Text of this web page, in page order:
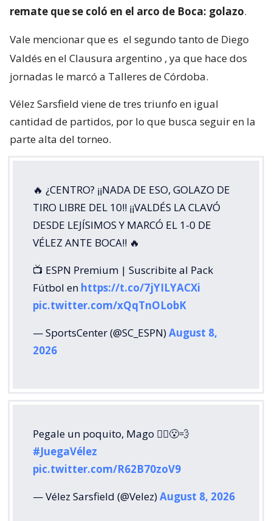
remate que se coló en el arco de Boca: golazo.
Vale mencionar que es el segundo tanto de Diego
Valdés en el Clausura argentino , ya que hace dos
jornadas le marcó a Talleres de Córdoba.
Vélez Sarsfield viene de tres triunfo en igual
cantidad de partidos, por lo que busca seguir en la
parte alta del torneo.
🔥 ¿CENTRO? ¡¡NADA DE ESO, GOLAZO DE
TIRO LIBRE DEL 10!! ¡¡VALDÉS LA CLAVÓ
DESDE LEJÍSIMOS Y MARCÓ EL 1-0 DE
VÉLEZ ANTE BOCA!! 🔥
📺 ESPN Premium | Suscribite al Pack
Fútbol en https://t.co/7jYILYACXi
pic.twitter.com/xQqTnOLobK
— SportsCenter (@SC_ESPN)August 8,
2026
Pegale un poquito, Mago 🧙‍♂️😮‍💨
#JuegaVélez
pic.twitter.com/R62B70zoV9
— Vélez Sarsfield (@Velez)August 8, 2026